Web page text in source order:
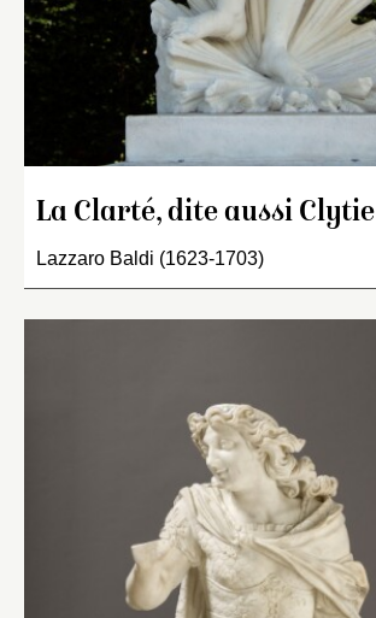
La Clarté, dite aussi Clytie
Lazzaro Baldi (1623-1703)